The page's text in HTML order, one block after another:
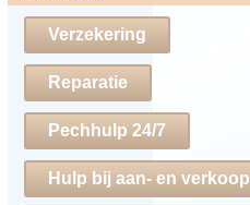
Verzekering
Reparatie
Pechhulp 24/7
Hulp bij aan- en verkoop